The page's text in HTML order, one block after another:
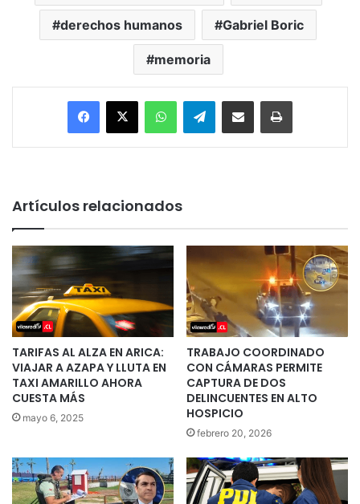
derechos humanos Gabriel Boric
memoria
Facebook
X WhatsAppTelegramEnviar vía email Imprimir
Artículos relacionados
TARIFAS AL ALZA EN ARICA:
VIAJAR A AZAPA Y LLUTA EN
TAXI AMARILLO AHORA
CUESTA MÁS
mayo 6, 2025
TRABAJO COORDINADO
CON CÁMARAS PERMITE
CAPTURA DE DOS
DELINCUENTES EN ALTO
HOSPICIO
febrero 20, 2026